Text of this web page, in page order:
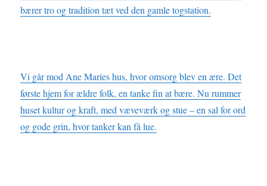
bærer tro og tradition tæt ved den gamle togstation.
Vi går mod Ane Maries hus, hvor omsorg blev en ære. Det
første hjem for ældre folk, en tanke fin at bære. Nu rummer
huset kultur og kraft, med væveværk og stue – en sal for ord
og gode grin, hvor tanker kan få lue.